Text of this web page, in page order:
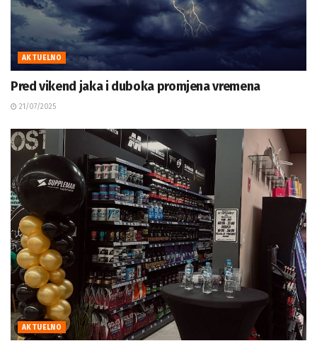
AKTUELNO
Pred vikend jaka i duboka promjena vremena
21/07/2025
AKTUELNO